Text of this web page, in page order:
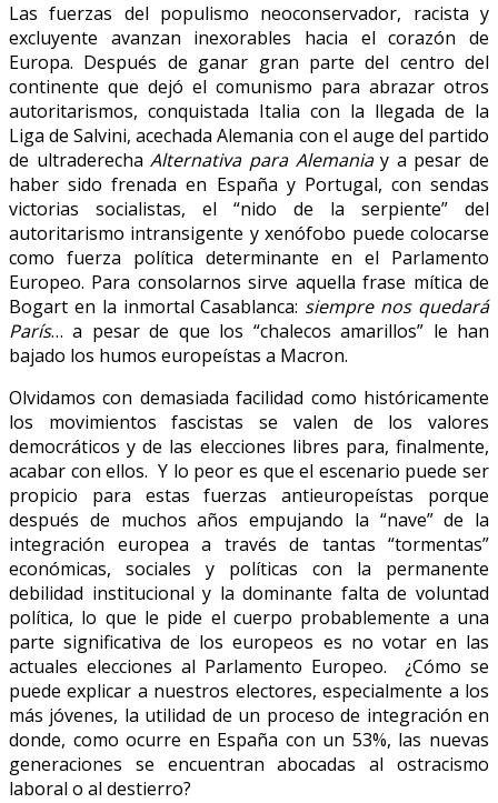
Las fuerzas del populismo neoconservador, racista y
excluyente avanzan inexorables hacia el corazón de
Europa. Después de ganar gran parte del centro del
continente que dejó el comunismo para abrazar otros
autoritarismos, conquistada Italia con la llegada de la
Liga de Salvini, acechada Alemania con el auge del partido
de ultraderechaAlternativa para Alemaniay a pesar de
haber sido frenada en España y Portugal, con sendas
victorias socialistas, el “nido de la serpiente” del
autoritarismo intransigente y xenófobo puede colocarse
como fuerza política determinante en el Parlamento
Europeo. Para consolarnos sirve aquella frase mítica de
Bogart en la inmortal Casablanca: siempre nos quedará
París… a pesar de que los “chalecos amarillos” le han
bajado los humos europeístas a Macron.
Olvidamos con demasiada facilidad como históricamente
los movimientos fascistas se valen de los valores
democráticos y de las elecciones libres para, finalmente,
acabar con ellos. Y lo peor es que el escenario puede ser
propicio para estas fuerzas antieuropeístas porque
después de muchos años empujando la “nave” de la
integración europea a través de tantas “tormentas”
económicas, sociales y políticas con la permanente
debilidad institucional y la dominante falta de voluntad
política, lo que le pide el cuerpo probablemente a una
parte significativa de los europeos es no votar en las
actuales elecciones al Parlamento Europeo. ¿Cómo se
puede explicar a nuestros electores, especialmente a los
más jóvenes, la utilidad de un proceso de integración en
donde, como ocurre en España con un 53%, las nuevas
generaciones se encuentran abocadas al ostracismo
laboral o al destierro?